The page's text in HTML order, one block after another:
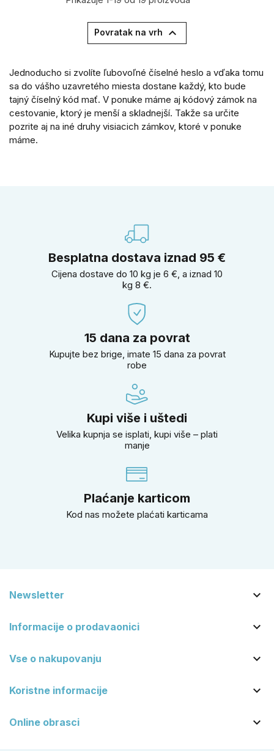
Povratak na vrh 
Jednoducho si zvolíte ľubovoľné číselné heslo a vďaka tomu
sa do vášho uzavretého miesta dostane každý, kto bude
tajný číselný kód mať. V ponuke máme aj kódový zámok na
cestovanie, ktorý je menší a skladnejší. Takže sa určite
pozrite aj na iné druhy visiacich zámkov, ktoré v ponuke
máme.
Besplatna dostava iznad 95 €
Cijena dostave do 10 kg je 6 €, a iznad 10
kg 8 €.
15 dana za povrat
Kupujte bez brige, imate 15 dana za povrat
robe
Kupi više i uštedi
Velika kupnja se isplati, kupi više – plati
manje
Plaćanje karticom
Kod nas možete plaćati karticama
Newsletter 
Informacije o prodavaonici 
Vse o nakupovanju 
Koristne informacije 
Online obrasci 